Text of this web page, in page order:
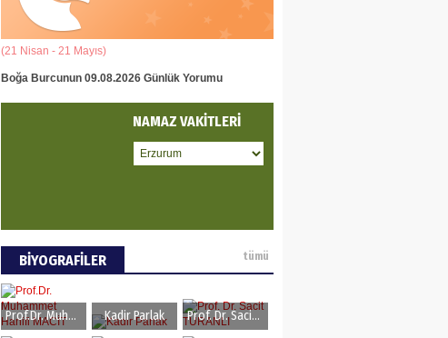
(21 Nisan - 21 Mayıs)
Boğa Burcunun 09.08.2026 Günlük Yorumu
NAMAZ VAKİTLERİ
BİYOGRAFİLER tümü
Prof.Dr. Muhammet Hanifi MACİT Kadir Parlak Prof. Dr. Sacit TURANLI